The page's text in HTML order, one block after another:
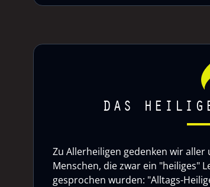
DAS
Zu Allerheiligen gedenken wir
Menschen, die zwar ein "heiliges"
gesprochen wurden: "Alltags-